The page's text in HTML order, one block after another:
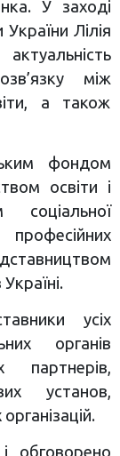
У заході
України Лілія
між
а також
фондом
освіти і
соціальної
усіх
органів
партнерів,
установ,
обговорено